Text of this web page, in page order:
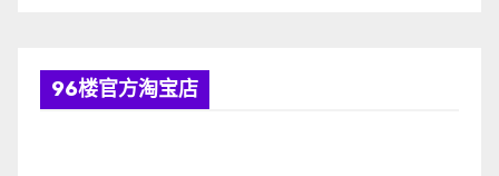
96楼官方淘宝店